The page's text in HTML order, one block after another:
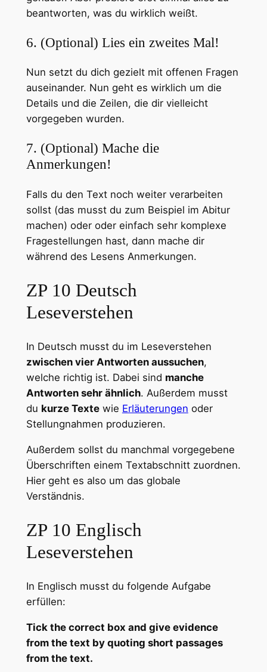
beantworten, was du wirklich weißt.
6. (Optional) Lies ein zweites Mal!
Nun setzt du dich gezielt mit offenen Fragen
auseinander. Nun geht es wirklich um die
Details und die Zeilen, die dir vielleicht
vorgegeben wurden.
7. (Optional) Mache die
Anmerkungen!
Falls du den Text noch weiter verarbeiten
sollst (das musst du zum Beispiel im Abitur
machen) oder oder einfach sehr komplexe
Fragestellungen hast, dann mache dir
während des Lesens Anmerkungen.
ZP 10 Deutsch
Leseverstehen
In Deutsch musst du im Leseverstehen
zwischen vier Antworten aussuchen,
welche richtig ist. Dabei sind manche
Antworten sehr ähnlich. Außerdem musst
du kurze Textewie Erläuterungen oder
Stellungnahmen produzieren.
Außerdem sollst du manchmal vorgegebene
Überschriften einem Textabschnitt zuordnen.
Hier geht es also um das globale
Verständnis.
ZP 10 Englisch
Leseverstehen
In Englisch musst du folgende Aufgabe
erfüllen:
Tick the correct box and give evidence
from the text by quoting short passages
from the text.